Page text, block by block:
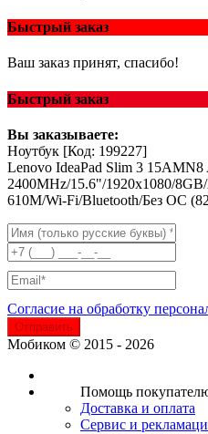
Быстрый заказ
Ваш заказ принят, спасибо!
Быстрый заказ
Вы заказываете:
Ноутбук [Код: 199227]
Lenovo IdeaPad Slim 3
2400MHz/15.6"/1920x1080/
610M/Wi-Fi/Bluetooth/Без ОС
Согласие на обработку
Отправить
Мобиком © 2015 - 2026
Помощь
Доставка и оплата
Сервис и